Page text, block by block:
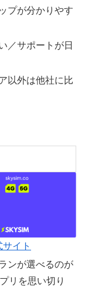
プが分かりやす
／サポートが日
以外は他社に比
イト
ンが選べるのが
リを思い切り